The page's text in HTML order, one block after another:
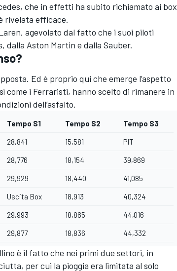
che in effetti ha subito richiamato ai box
rivelata efficace.
agevolato dal fatto che i suoi piloti
dalla Aston Martin e dalla Sauber.
Ed è proprio qui che emerge l’aspetto
come i Ferraristi, hanno scelto di rimanere in
dell’asfalto.
Tempo S1 Tempo S2 Tempo S3
28,841 15,581 PIT
28,776 18,154 39,869
29,929 18,440 41,085
Uscita Box 18,913 40,324
29,993 18,865 44,016
29,877 18,836 44,332
è il fatto che nei primi due settori, in
per cui la pioggia era limitata al solo